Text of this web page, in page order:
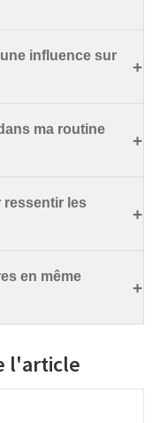
influence sur
ma routine
ressentir les
en même
l'article